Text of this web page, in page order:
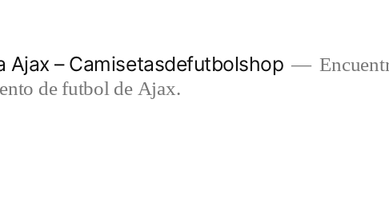
Ajax – Camisetasdefutbolshop
de futbol de Ajax.